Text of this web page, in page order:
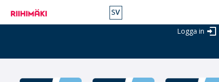
Logga in
Riihimäki
Tjänster